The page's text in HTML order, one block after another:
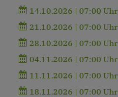
14.10.2026 | 07:00 Uhr
21.10.2026 | 07:00 Uhr
28.10.2026 | 07:00 Uhr
04.11.2026 | 07:00 Uhr
11.11.2026 | 07:00 Uhr
18.11.2026 | 07:00 Uhr